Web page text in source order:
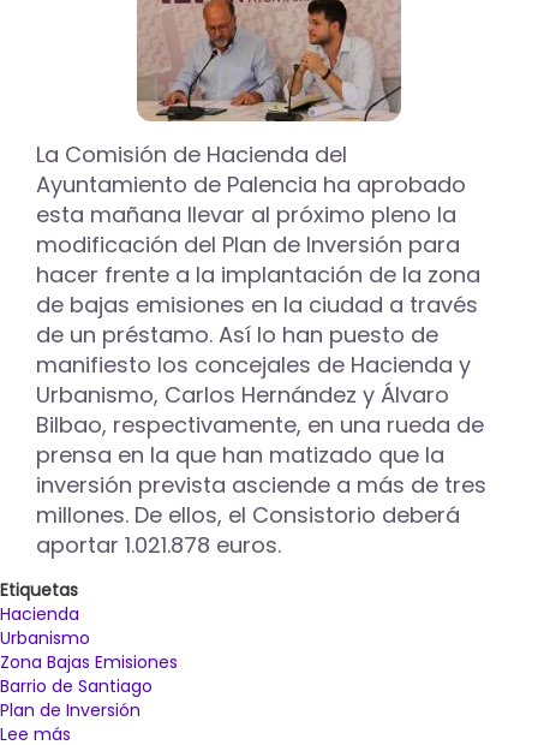
La Comisión de Hacienda del
Ayuntamiento de Palencia ha aprobado
esta mañana llevar al próximo pleno la
modificación del Plan de Inversión para
hacer frente a la implantación de la zona
de bajas emisiones en la ciudad a través
de un préstamo. Así lo han puesto de
manifiesto los concejales de Hacienda y
Urbanismo, Carlos Hernández y Álvaro
Bilbao, respectivamente, en una rueda de
prensa en la que han matizado que la
inversión prevista asciende a más de tres
millones. De ellos, el Consistorio deberá
aportar 1.021.878 euros.
Etiquetas
Hacienda
Urbanismo
Zona Bajas Emisiones
Barrio de Santiago
Plan de Inversión
Lee más